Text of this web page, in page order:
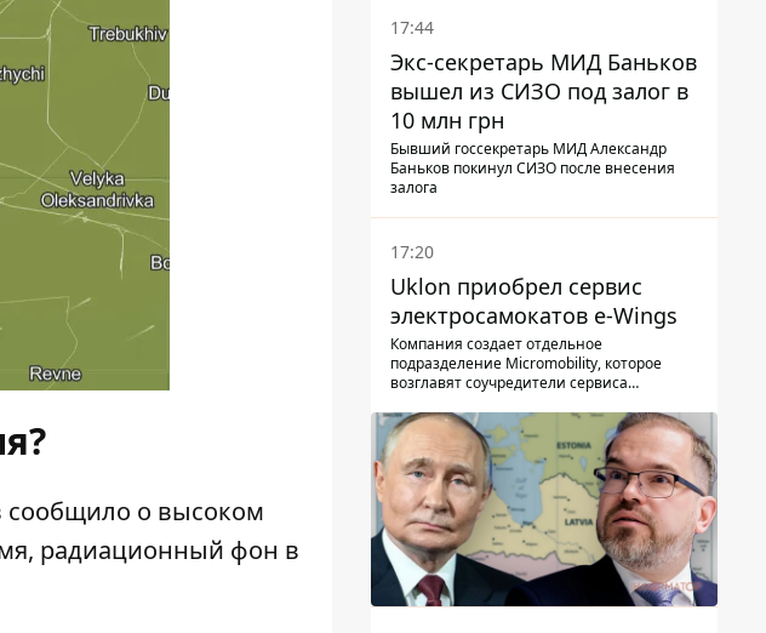
сообщило о высоком
радиационный фон в
17:44
Экс-секретарь МИД Баньков
вышел из СИЗО под залог в
10 млн грн
Бывший госсекретарь МИД Александр
Баньков покинул СИЗО после внесения
залога
17:20
Uklon приобрел сервис
электросамокатов e-Wings
Компания создает отдельное
подразделение Micromobility, которое
возглавят соучредители сервиса